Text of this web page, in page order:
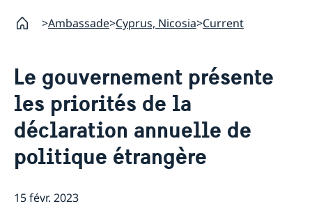
Ambassade Cyprus, Nicosia Current
Le gouvernement présente
les priorités de la
déclaration annuelle de
politique étrangère
15 févr. 2023